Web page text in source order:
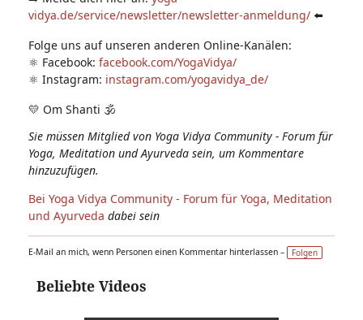
vidya.de/service/newsletter/newsletter-anmeldung/ ⬅️
Folge uns auf unseren anderen Online-Kanälen:
⚛️ Facebook: facebook.com/YogaVidya/
⚛️ Instagram: instagram.com/yogavidya_de/
💛 Om Shanti 🕉
Sie müssen Mitglied von Yoga Vidya Community - Forum für
Yoga, Meditation und Ayurveda sein, um Kommentare
hinzuzufügen.
Bei Yoga Vidya Community - Forum für Yoga, Meditation
und Ayurveda dabei sein
E-Mail an mich, wenn Personen einen Kommentar hinterlassen – Folgen
Beliebte Videos